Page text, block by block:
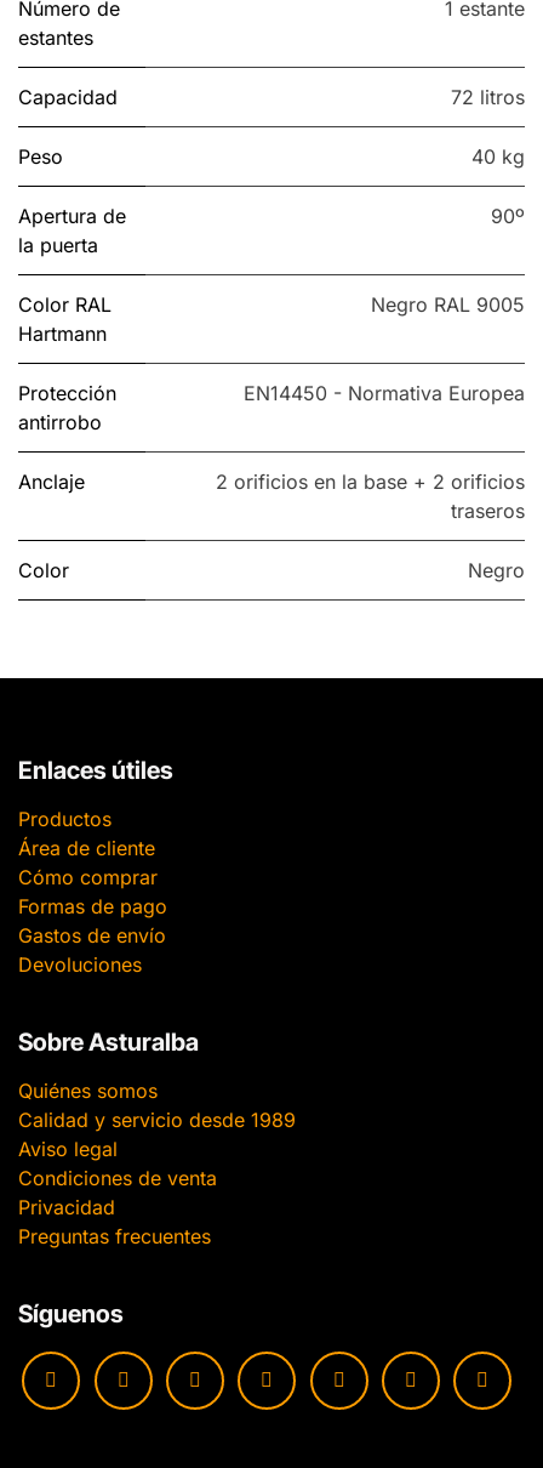
Número de
estantes
1 estante
Capacidad 72 litros
Peso 40 kg
Apertura de
la puerta
90º
Color RAL
Hartmann
Negro RAL 9005
Protección
antirrobo
EN14450 - Normativa Europea
Anclaje
2 orificios en la base + 2 orificios
traseros
Color Negro
Enlaces útiles
Productos
Área de cliente
Cómo comprar
Formas de pago
Gastos de envío
Devoluciones
Sobre Asturalba
Quiénes somos
Calidad y servicio desde 1989
Aviso legal
Condiciones de venta
Privacidad
Preguntas frecuentes
Síguenos